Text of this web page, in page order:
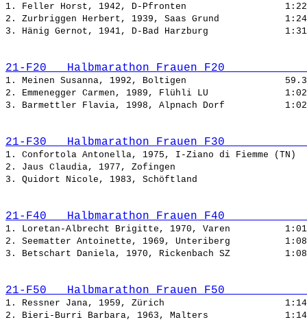
1. Feller Horst, 1942, D-Pfronten
2. Zurbriggen Herbert, 1939, Saas Grund
3. Hänig Gernot, 1941, D-Bad Harzburg
21-F20   Halbmarathon Frauen F20
1. Meinen Susanna, 1992, Boltigen
2. Emmenegger Carmen, 1989, Flühli LU
3. Barmettler Flavia, 1998, Alpnach Dorf
21-F30   Halbmarathon Frauen F30
1. Confortola Antonella, 1975, I-Ziano di Fiemme (TN)
2. Jaus Claudia, 1977, Zofingen
3. Quidort Nicole, 1983, Schöftland
21-F40   Halbmarathon Frauen F40
1. Loretan-Albrecht Brigitte, 1970, Varen
2. Seematter Antoinette, 1969, Unteriberg
3. Betschart Daniela, 1970, Rickenbach SZ
21-F50   Halbmarathon Frauen F50
1. Ressner Jana, 1959, Zürich
2. Bieri-Burri Barbara, 1963, Malters